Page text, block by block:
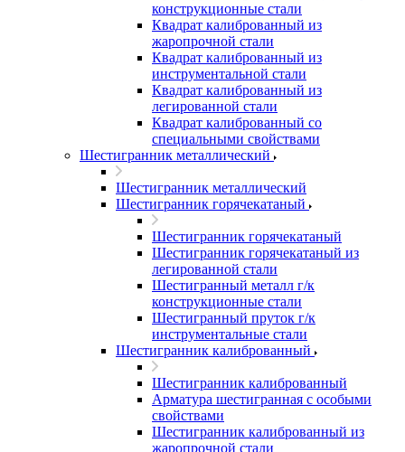
конструкционные стали
Квадрат калиброванный из
жаропрочной стали
Квадрат калиброванный из
инструментальной стали
Квадрат калиброванный из
легированной стали
Квадрат калиброванный со
специальными свойствами
Шестигранник металлический
Шестигранник металлический
Шестигранник горячекатаный
Шестигранник горячекатаный
Шестигранник горячекатаный из
легированной стали
Шестигранный металл г/к
конструкционные стали
Шестигранный пруток г/к
инструментальные стали
Шестигранник калиброванный
Шестигранник калиброванный
Арматура шестигранная с особыми
свойствами
Шестигранник калиброванный из
жаропрочной стали